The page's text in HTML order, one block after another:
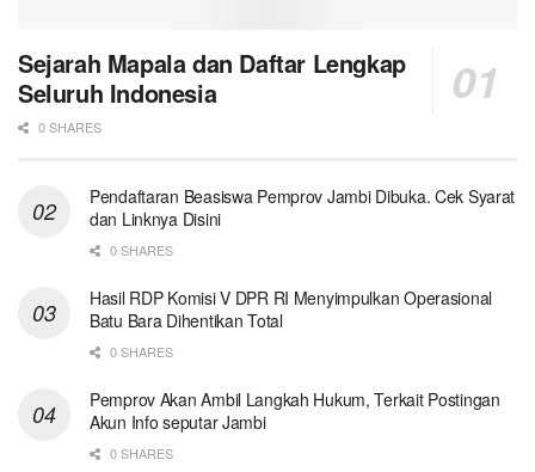
Sejarah Mapala dan Daftar Lengkap
Seluruh Indonesia
0 SHARES
Pendaftaran Beasiswa Pemprov Jambi Dibuka. Cek Syarat
dan Linknya Disini
0 SHARES
Hasil RDP Komisi V DPR RI Menyimpulkan Operasional
Batu Bara Dihentikan Total
0 SHARES
Pemprov Akan Ambil Langkah Hukum, Terkait Postingan
Akun Info seputar Jambi
0 SHARES